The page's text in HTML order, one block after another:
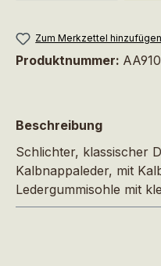
Zum Merkzettel hinzufügen
Produktnummer:
Beschreibung
Schlichter, klassischer
Kalbnappaleder, mit
Ledergummisohle mit